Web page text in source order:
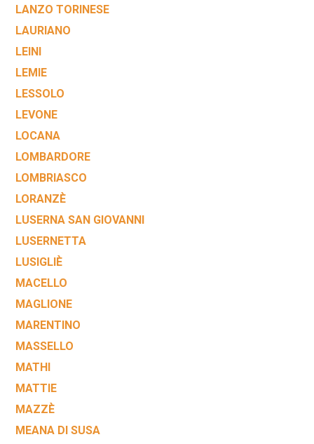
LANZO TORINESE
LAURIANO
LEINI
LEMIE
LESSOLO
LEVONE
LOCANA
LOMBARDORE
LOMBRIASCO
LORANZÈ
LUSERNA SAN GIOVANNI
LUSERNETTA
LUSIGLIÈ
MACELLO
MAGLIONE
MARENTINO
MASSELLO
MATHI
MATTIE
MAZZÈ
MEANA DI SUSA